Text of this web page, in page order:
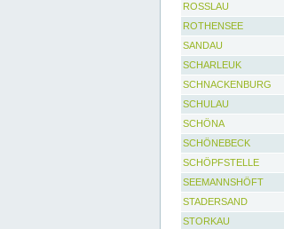
ROSSLAU
ROTHENSEE
SANDAU
SCHARLEUK
SCHNACKENBURG
SCHULAU
SCHÖNA
SCHÖNEBECK
SCHÖPFSTELLE
SEEMANNSHÖFT
STADERSAND
STORKAU